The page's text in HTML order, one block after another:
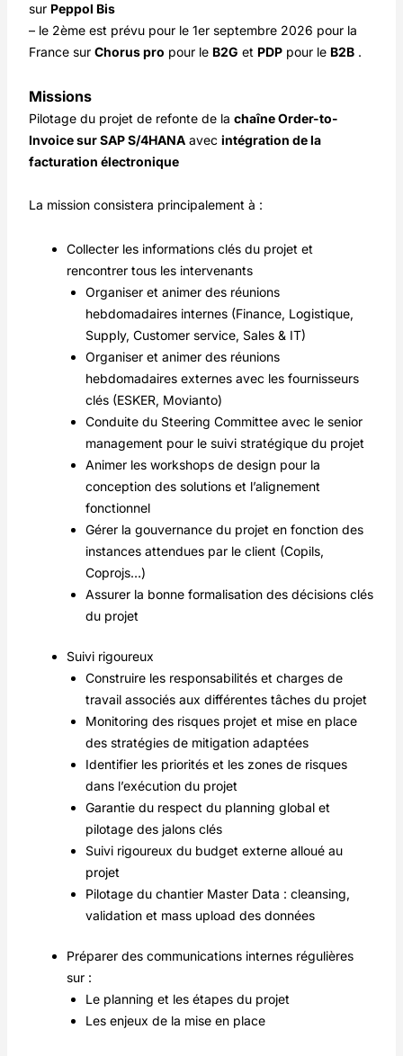
sur Peppol Bis
– le 2ème est prévu pour le 1er septembre 2026 pour la
France surChorus pro pour le B2G et PDP pour le B2B .
Missions
Pilotage du projet de refonte de lachaîne Order-to-
Invoice sur SAP S/4HANA avecintégration de la
facturation électronique
La mission consistera principalement à :
Collecter les informations clés du projet et
rencontrer tous les intervenants
Organiser et animer des réunions
hebdomadaires internes (Finance, Logistique,
Supply, Customer service, Sales & IT)
Organiser et animer des réunions
hebdomadaires externes avec les fournisseurs
clés (ESKER, Movianto)
Conduite du Steering Committee avec le senior
management pour le suivi stratégique du projet
Animer les workshops de design pour la
conception des solutions et l’alignement
fonctionnel
Gérer la gouvernance du projet en fonction des
instances attendues par le client (Copils,
Coprojs…)
Assurer la bonne formalisation des décisions clés
du projet
Suivi rigoureux
Construire les responsabilités et charges de
travail associés aux différentes tâches du projet
Monitoring des risques projet et mise en place
des stratégies de mitigation adaptées
Identifier les priorités et les zones de risques
dans l’exécution du projet
Garantie du respect du planning global et
pilotage des jalons clés
Suivi rigoureux du budget externe alloué au
projet
Pilotage du chantier Master Data : cleansing,
validation et mass upload des données
Préparer des communications internes régulières
sur :
Le planning et les étapes du projet
Les enjeux de la mise en place